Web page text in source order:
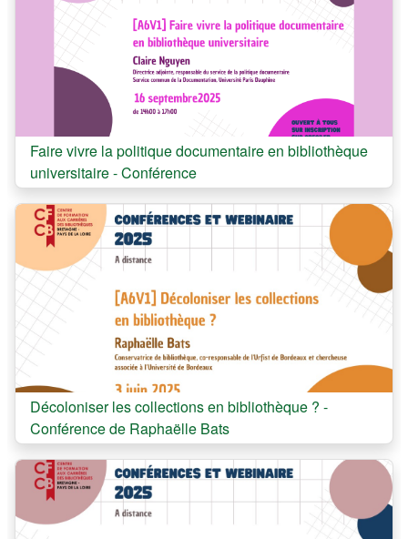
Cours:
Faire vivre la politique documentaire en bibliothèque
universitaire - Conférence
Cours:
Décoloniser les collections en bibliothèque ? -
Conférence de Raphaëlle Bats